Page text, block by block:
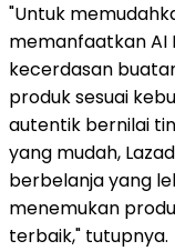
"Untuk
memanfaatkan AI
kecerdasan
produk sesuai
autentik bernilai
yang mudah,
berbelanja yang
menemukan
terbaik," tutupnya.